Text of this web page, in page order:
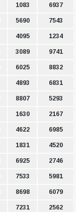
1083 6937
5690 7543
4095 1234
3089 9741
6025 8832
4893 6831
8807 5293
1630 2167
4622 6985
1831 4520
6925 2746
7533 5981
8698 6079
7231 2562